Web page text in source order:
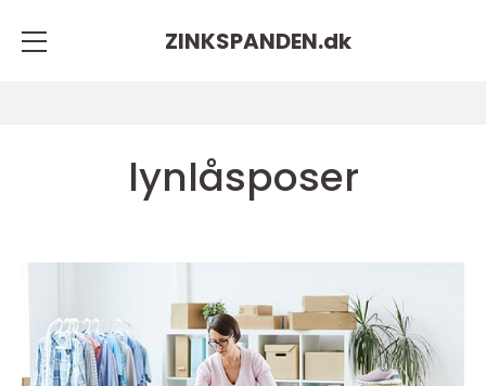
ZINKSPANDEN.dk
lynlåsposer